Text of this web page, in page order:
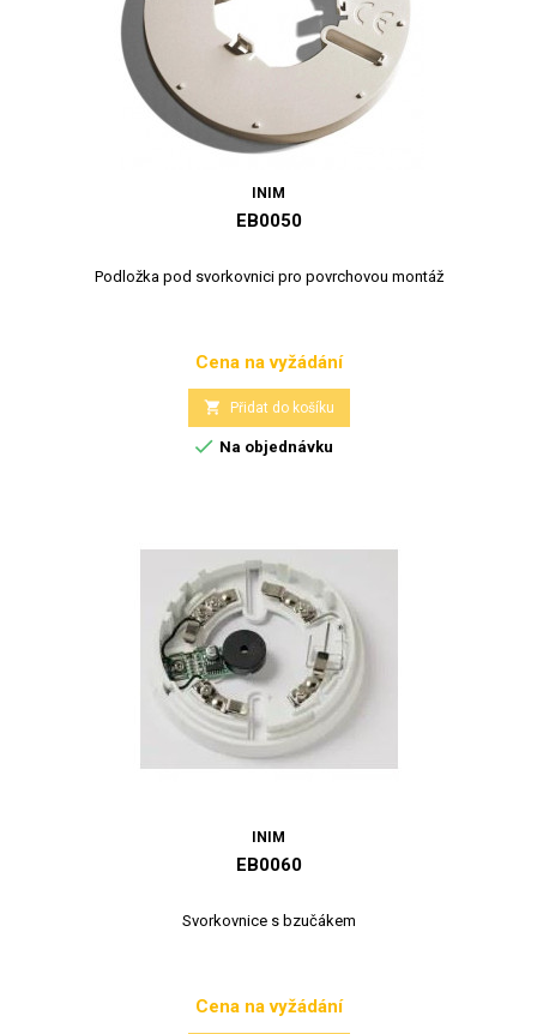
INIM
EB0050
Podložka pod svorkovnici pro povrchovou montáž
Cena
Cena na vyžádání
 Přidat do košíku
 Na objednávku
INIM
EB0060
Svorkovnice s bzučákem
Cena
Cena na vyžádání